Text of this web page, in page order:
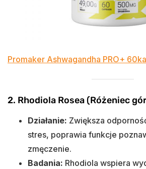
Promaker Ashwagandha PRO+
2. Rhodiola Rosea (Różeniec
Działanie: Zwiększa
stres, poprawia funkcje
zmęczenie.
Badania: Rhodiola wspiera